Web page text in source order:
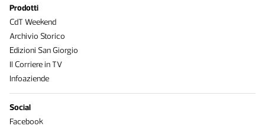
Prodotti
CdT Weekend
Archivio Storico
Edizioni San Giorgio
Il Corriere in TV
Infoaziende
Social
Facebook